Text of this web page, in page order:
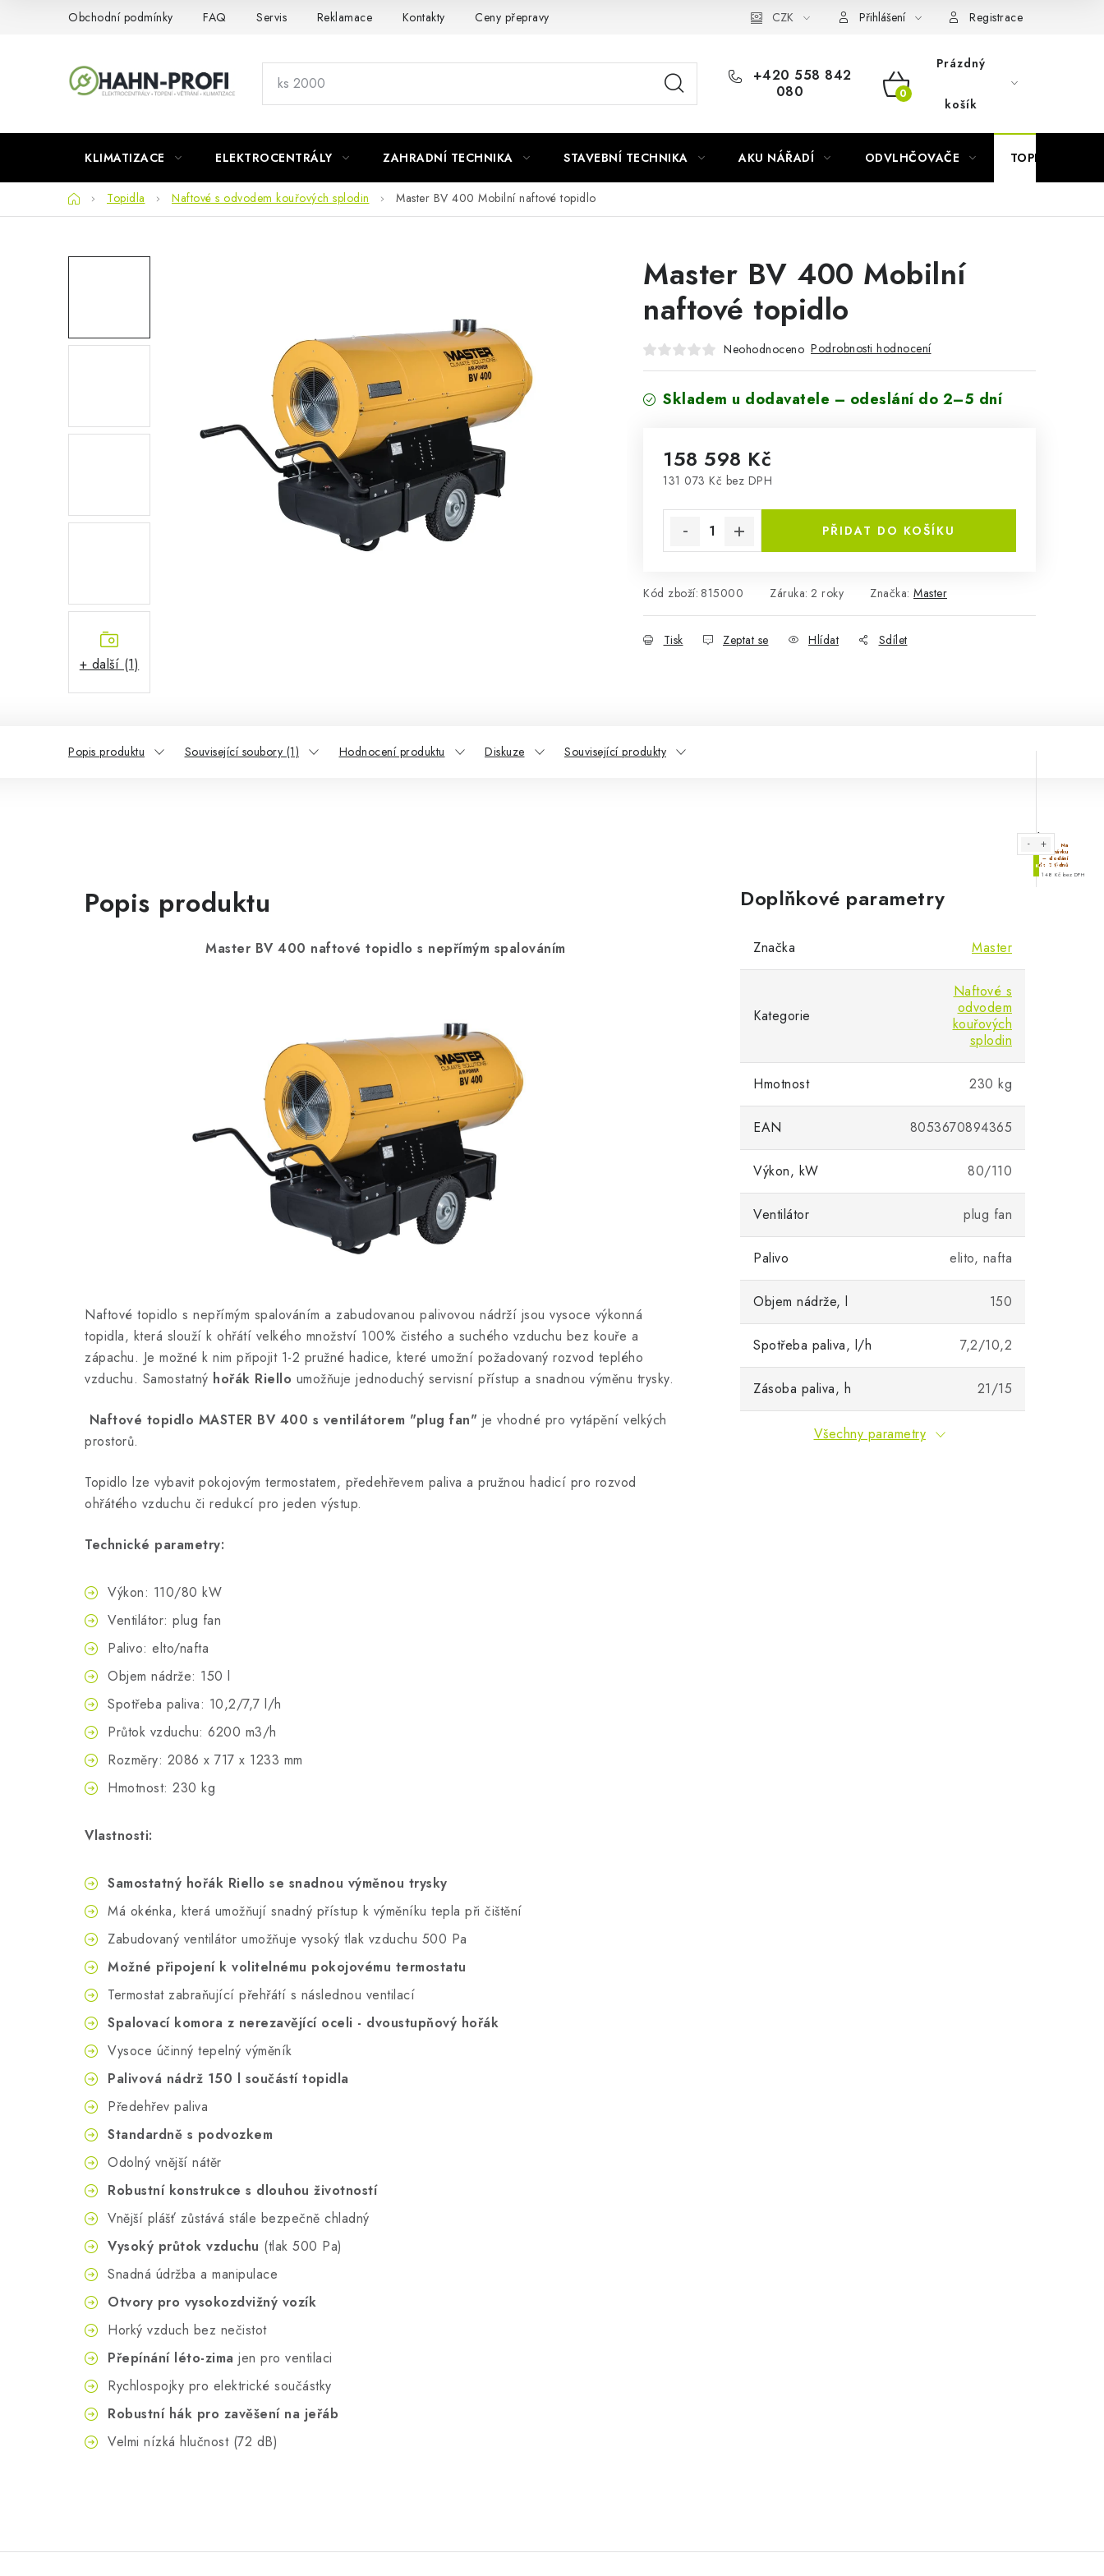
Obchodní podmínky FAQ Servis Reklamace Kontakty Ceny přepravy Náhradní díly Könner & Söhnen Reklamační řád
CZK Přihlášení Registrace
+420 558 842
080
NÁKUPNÍ
Prázdný
košík
KLIMATIZACE ELEKTROCENTRÁLY ZAHRADNÍ TECHNIKA STAVEBNÍ TECHNIKA AKU NÁŘADÍ ODVLHČOVAČE TOPIDLA
DomůTopidla Naftové s odvodem kouřových splodin Master BV 400 Mobilní naftové topidlo
+ další (1)
Master BV 400 Mobilní
naftové topidlo
Neohodnoceno Podrobnosti hodnocení
Skladem u dodavatele – odeslání do 2–5 dní
158 598 Kč
131 073 Kč bez DPH
PŘIDAT DO KOŠÍKU
Kód zboží: 815000 Záruka: 2 roky Značka: Master
Tisk Zeptat se Hlídat Sdílet
Popis produktu Související soubory (1) Hodnocení produktu Diskuze Související produkty
Popis produktu
Master BV 400 naftové topidlo s nepřímým spalováním
Naftové topidlo s nepřímým spalováním a zabudovanou palivovou nádrží jsou vysoce výkonná
topidla, která slouží k ohřátí velkého množství 100% čistého a suchého vzduchu bez kouře a
zápachu. Je možné k nim připojit 1-2 pružné hadice, které umožní požadovaný rozvod teplého
vzduchu. Samostatný hořák Riello umožňuje jednoduchý servisní přístup a snadnou výměnu trysky.
Naftové topidlo MASTER BV 400 s ventilátorem "plug fan" je vhodné pro vytápění velkých
prostorů.
Topidlo lze vybavit pokojovým termostatem, předehřevem paliva a pružnou hadicí pro rozvod
ohřátého vzduchu či redukcí pro jeden výstup.
Technické parametry:
Výkon: 110/80 kW
Ventilátor: plug fan
Palivo: elto/nafta
Objem nádrže: 150 l
Spotřeba paliva: 10,2/7,7 l/h
Průtok vzduchu: 6200 m3/h
Rozměry: 2086 x 717 x 1233 mm
Hmotnost: 230 kg
Vlastnosti:
Samostatný hořák Riello se snadnou výměnou trysky
Má okénka, která umožňují snadný přístup k výměníku tepla při čištění
Zabudovaný ventilátor umožňuje vysoký tlak vzduchu 500 Pa
Možné připojení k volitelnému pokojovému termostatu
Termostat zabraňující přehřátí s následnou ventilací
Spalovací komora z nerezavějící oceli - dvoustupňový hořák
Vysoce účinný tepelný výměník
Palivová nádrž 150 l součástí topidla
Předehřev paliva
Standardně s podvozkem
Odolný vnější nátěr
Robustní konstrukce s dlouhou životností
Vnější plášť zůstává stále bezpečně chladný
Vysoký průtok vzduchu (tlak 500 Pa)
Snadná údržba a manipulace
Otvory pro vysokozdvižný vozík
Horký vzduch bez nečistot
Přepínání léto-zima jen pro ventilaci
Rychlospojky pro elektrické součástky
Robustní hák pro zavěšení na jeřáb
Velmi nízká hlučnost (72 dB)
Doplňkové parametry
Značka Master
Kategorie
Naftové s
odvodem
kouřových
splodin
Hmotnost 230 kg
EAN 8053670894365
Výkon, kW 80/110
Ventilátor plug fan
Palivo elito, nafta
Objem nádrže, l 150
Spotřeba paliva, l/h 7,2/10,2
Zásoba paliva, h 21/15
Všechny parametry